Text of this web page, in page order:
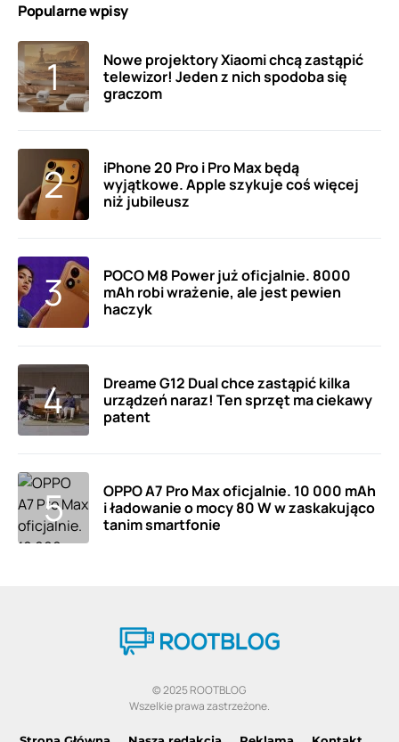
Popularne wpisy
Nowe projektory Xiaomi chcą zastąpić
telewizor! Jeden z nich spodoba się
graczom
iPhone 20 Pro i Pro Max będą
wyjątkowe. Apple szykuje coś więcej
niż jubileusz
POCO M8 Power już oficjalnie. 8000
mAh robi wrażenie, ale jest pewien
haczyk
Dreame G12 Dual chce zastąpić kilka
urządzeń naraz! Ten sprzęt ma ciekawy
patent
OPPO A7 Pro Max oficjalnie. 10 000 mAh
i ładowanie o mocy 80 W w zaskakująco
tanim smartfonie
© 2025 ROOTBLOG
Wszelkie prawa zastrzeżone.